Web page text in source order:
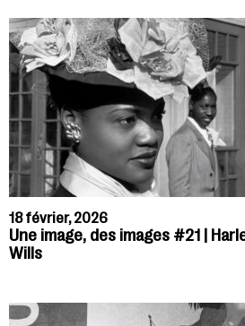
18 février, 2026
Une image, des images #21 |
Wills